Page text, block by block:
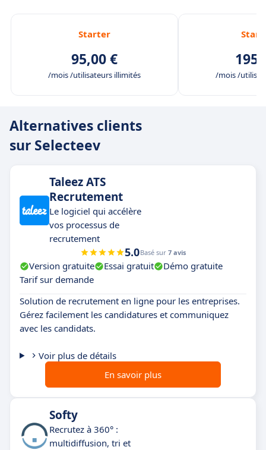
Starter
95,00 €
/mois /utilisateurs illimités /mois /
Alternatives clients
sur Selecteev
Taleez ATS
Recrutement
Le logiciel qui accélère
vos processus de
recrutement
5.0Basé sur 7 avis
Version gratuite Essai gratuit
Démo gratuite
Tarif sur demande
Solution de recrutement en ligne pour les entreprises.
Gérez facilement les candidatures et communiquez
avec les candidats.
Voir plus de détails
En savoir plus
Softy
Recrutez à 360° :
multidiffusion, tri et